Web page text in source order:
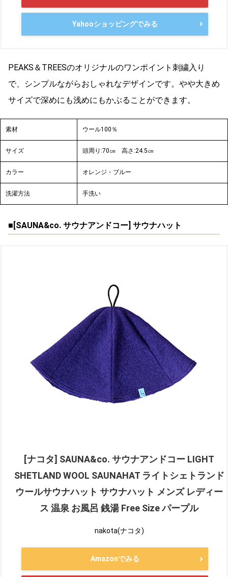
Yahooショッピングでみる
PEAKS＆TREESのオリジナルのワンポイント刺繍入り
で、シンプルながらおしゃれなデザインです。やや大きめ
サイズで深めにも浅めにもかぶることができます。
素材 ウール100％
サイズ 頭周り:70㎝ 高さ:24.5㎝
カラー オレンジ・ブルー
洗濯方法 手洗い
■[SAUNA&co. サウナアンドコー] サウナハット
[ナコタ] SAUNA&co. サウナアンドコー LIGHT
SHETLAND WOOL SAUNAHAT ライトシェトランド
ウールサウナハット サウナハット メンズ レディー
ス 温泉 お風呂 銭湯 Free Size パープル
nakota(ナコタ)
Amazonでみる